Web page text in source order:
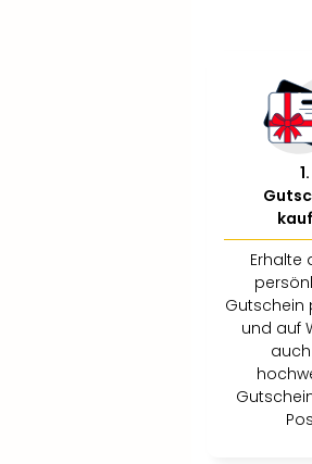
1.
Erhalte
Gutschein
und auf